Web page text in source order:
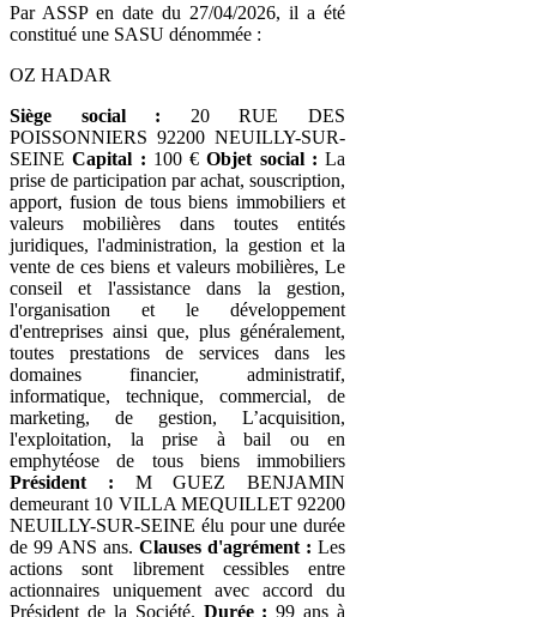
Par ASSP en date du 27/04/2026, il a été
constitué une SASU dénommée :
OZ HADAR
Siège social : 20 RUE DES
POISSONNIERS 92200 NEUILLY-SUR-
SEINECapital : 100 €Objet social : La
prise de participation par achat, souscription,
apport, fusion de tous biens immobiliers et
valeurs mobilières dans toutes entités
juridiques, l'administration, la gestion et la
vente de ces biens et valeurs mobilières, Le
conseil et l'assistance dans la gestion,
l'organisation et le développement
d'entreprises ainsi que, plus généralement,
toutes prestations de services dans les
domaines financier, administratif,
informatique, technique, commercial, de
marketing, de gestion, L’acquisition,
l'exploitation, la prise à bail ou en
emphytéose de tous biens immobiliers
Président : M GUEZ BENJAMIN
demeurant 10 VILLA MEQUILLET 92200
NEUILLY-SUR-SEINE élu pour une durée
de 99 ANS ans. Clauses d'agrément : Les
actions sont librement cessibles entre
actionnaires uniquement avec accord du
Président de la Société. Durée : 99 ans à